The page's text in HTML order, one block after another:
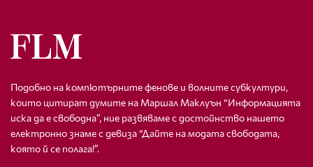
Подобно на компютърните фенове и волните субкултури,
които цитират думите на Маршал Маклуън “Информацията
иска да е свободна”, ние развяваме с достойнство нашето
електронно знаме с девиза “Дайте на модата свободата,
която й се полага!”.